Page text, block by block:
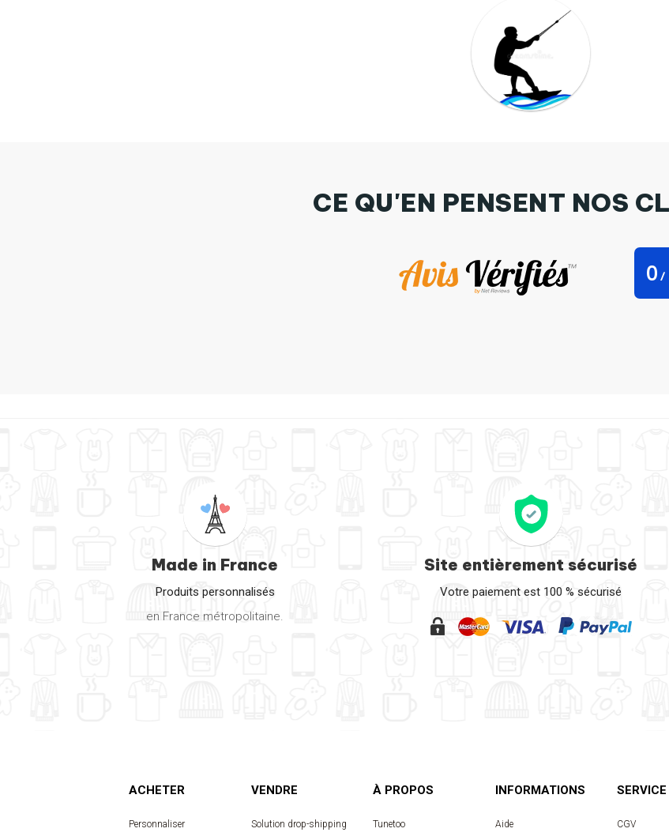
CE QU'EN PENSENT NOS
0/
Made in France
Produits personnalisés
en France métropolitaine.
Site entièrement sécurisé
Votre paiement est 100 % sécurisé
ACHETER
Personnaliser
VENDRE
Solution drop-shipping
À PROPOS
Tunetoo
INFORMATIONS
Aide
SERVICE
CGV